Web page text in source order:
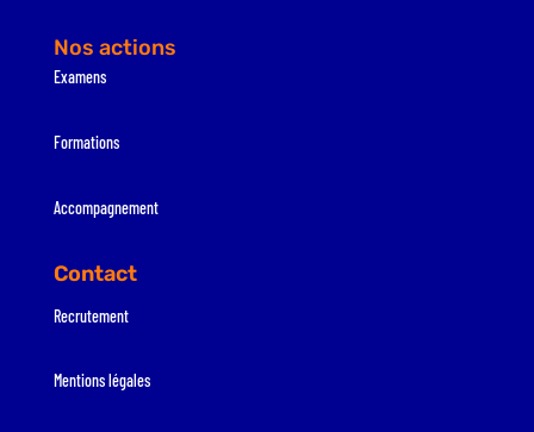
Nos actions
Examens
Formations
Accompagnement
Contact
Recrutement
Mentions légales